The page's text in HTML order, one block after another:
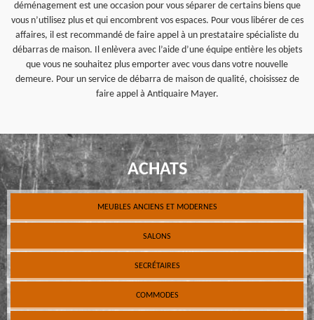
déménagement est une occasion pour vous séparer de certains biens que
vous n’utilisez plus et qui encombrent vos espaces. Pour vous libérer de ces
affaires, il est recommandé de faire appel à un prestataire spécialiste du
débarras de maison. Il enlèvera avec l’aide d’une équipe entière les objets
que vous ne souhaitez plus emporter avec vous dans votre nouvelle
demeure. Pour un service de débarra de maison de qualité, choisissez de
faire appel à Antiquaire Mayer.
ACHATS
MEUBLES ANCIENS ET MODERNES
SALONS
SECRÉTAIRES
COMMODES